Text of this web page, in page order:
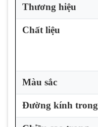
Thương hiệu
Chất liệu
Màu sắc
Đường kính trong